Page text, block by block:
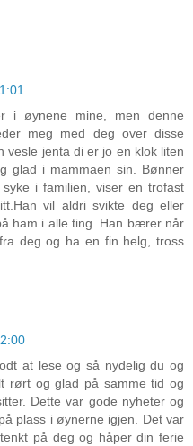
i øynene mine, men denne
meg med deg over disse
vesle jenta di er jo en klok liten
glad i mammaen sin. Bønner
i familien, viser en trofast
vil aldri svikte deg eller
ham i alle ting. Han bærer når
deg og ha en fin helg, tross
at lese og så nydelig du og
rørt og glad på samme tid og
Dette var gode nyheter og
plass i øynerne igjen. Det var
på deg og håper din ferie